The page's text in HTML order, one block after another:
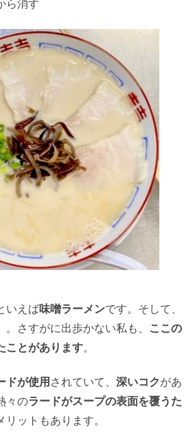
ら消す
いえば味噌ラーメンです。そして、
」。さすがに出歩かない私も、 ここの
ことがあります。
ドが使用 されていて、 深いコクがあ
々のラードがスープの表面を覆うた
リットもあります。